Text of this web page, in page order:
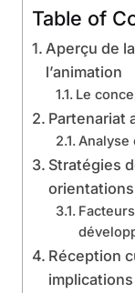
Table of
Aperçu de
l’animation
Le
Partenariat
Analyse
Stratégies
Réception
implications